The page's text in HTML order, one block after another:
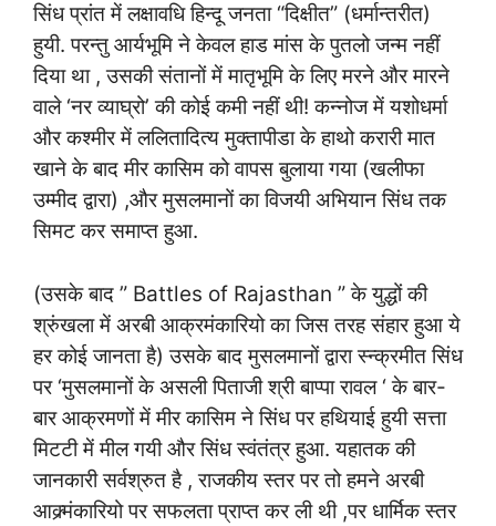
सिंध प्रांत में लक्षावधि हिन्दू जनता “दिक्षीत” (धर्मान्तरीत)
हुयी. परन्तु आर्यभूमि ने केवल हाड मांस के पुतलो जन्म नहीं
दिया था , उसकी संतानों में मातृभूमि के लिए मरने और मारने
वाले ‘नर व्याघ्रो’ की कोई कमी नहीं थी! कन्नोज में यशोधर्मा
और कश्मीर में ललितादित्य मुक्तापीडा के हाथो करारी मात
खाने के बाद मीर कासिम को वापस बुलाया गया (खलीफा
उम्मीद द्वारा) ,और मुसलमानों का विजयी अभियान सिंध तक
सिमट कर समाप्त हुआ.
(उसके बाद ” Battles of Rajasthan ” के युद्धों की
श्रुंखला में अरबी आक्रमंकारियो का जिस तरह संहार हुआ ये
हर कोई जानता है) उसके बाद मुसलमानों द्वारा स्न्क्रमीत सिंध
पर ‘मुसलमानों के असली पिताजी श्री बाप्पा रावल ‘ के बार-
बार आक्रमणों में मीर कासिम ने सिंध पर हथियाई हुयी सत्ता
मिटटी में मील गयी और सिंध स्वंतंत्र हुआ. यहातक की
जानकारी सर्वश्रुत है , राजकीय स्तर पर तो हमने अरबी
आक्र्मंकारियो पर सफलता प्राप्त कर ली थी ,पर धार्मिक स्तर